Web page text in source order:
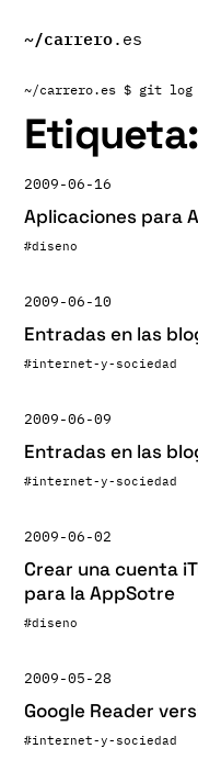
~/carrero.es
~/carrero.es $ git log
Etiqueta:
2009-06-16
Aplicaciones para
#diseno
2009-06-10
Entradas en las
#internet-y-sociedad
2009-06-09
Entradas en las
#internet-y-sociedad
2009-06-02
Crear una cuenta
para la AppSotre
#diseno
2009-05-28
Google Reader
#internet-y-sociedad